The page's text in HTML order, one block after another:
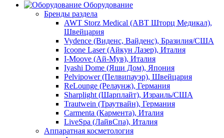
Оборудование
Бренды раздела
AWT Storz Medical (АВТ Шторц Медикал),
Швейцария
Vydence (Виденс, Вайденс), Бразилия/США
Icoone Laser (Айкун Лазер), Италия
I-Moove (Ай-Мув), Италия
Iyashi Dome (Яши Дом), Япония
Pelvipower (Пелвипауэр), Швейцария
ReLounge (Релаунж), Германия
Sharplight (Шарплайт), Израиль/США
Trautwein (Траутвайн), Германия
Carmenta (Кармента), Италия
LiveSpa (ЛайвСпа), Италия
Аппаратная косметология